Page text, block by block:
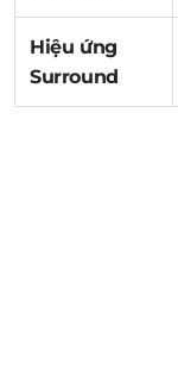
Hiệu ứng
Surround